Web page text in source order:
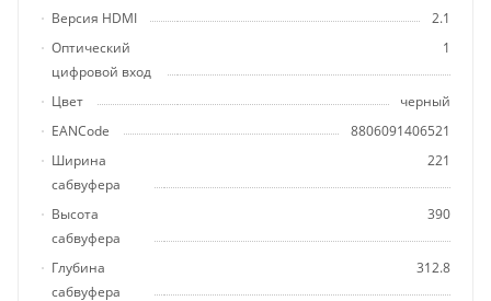
Версия HDMI
2.1
Оптический
цифровой вход
1
Цвет
черный
EANCode
8806091406521
Ширина
сабвуфера
221
Высота
сабвуфера
390
Глубина
сабвуфера
312.8